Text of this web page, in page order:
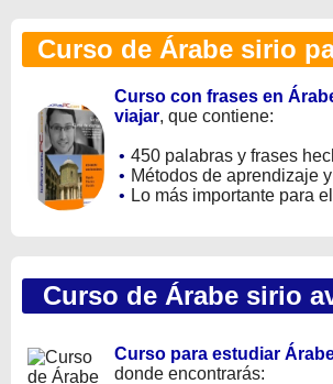
Curso de Árabe sirio
Curso con frases en
viajar, que contiene:
• 450 palabras y frases
• Métodos de aprendizaje
• Lo más importante para
Curso de Árabe sirio
Curso para estudiar
donde encontrarás: